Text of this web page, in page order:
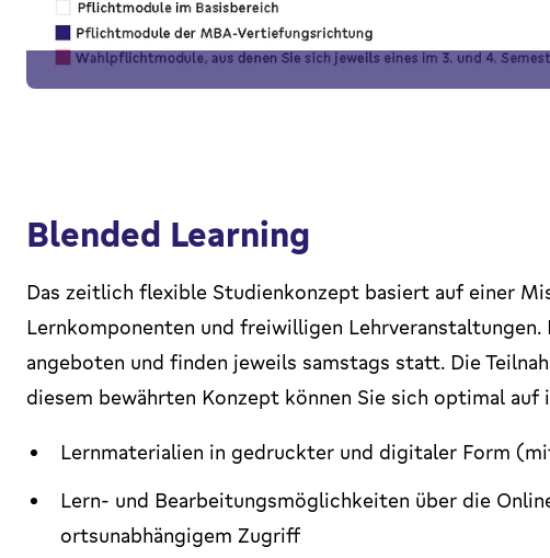
Blended Learning
Das zeitlich flexible Studienkonzept basiert auf einer
Lernkomponenten und freiwilligen Lehrveranstaltungen.
angeboten und finden jeweils samstags statt. Die
diesem bewährten Konzept können Sie sich optimal
Lernmaterialien in gedruckter und digitaler Form
Lern- und Bearbeitungsmöglichkeiten über die
ortsunabhängigem Zugriff